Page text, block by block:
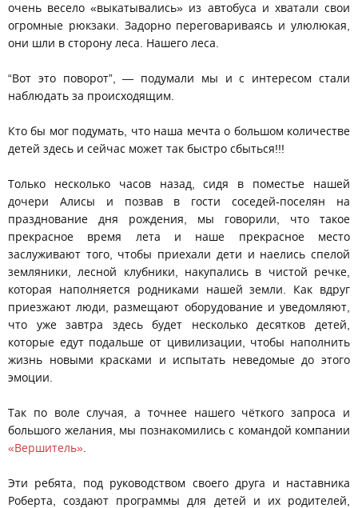
очень весело «выкатывались» из автобуса и хватали свои
огромные рюкзаки. Задорно переговариваясь и улюлюкая,
они шли в сторону леса. Нашего леса.
“Вот это поворот”, — подумали мы и с интересом стали
наблюдать за происходящим.
Кто бы мог подумать, что наша мечта о большом количестве
детей здесь и сейчас может так быстро сбыться!!!
Только несколько часов назад, сидя в поместье нашей
дочери Алисы и позвав в гости соседей-поселян на
празднование дня рождения, мы говорили, что такое
прекрасное время лета и наше прекрасное место
заслуживают того, чтобы приехали дети и наелись спелой
земляники, лесной клубники, накупались в чистой речке,
которая наполняется родниками нашей земли. Как вдруг
приезжают люди, размещают оборудование и уведомляют,
что уже завтра здесь будет несколько десятков детей,
которые едут подальше от цивилизации, чтобы наполнить
жизнь новыми красками и испытать неведомые до этого
эмоции.
Так по воле случая, а точнее нашего чёткого запроса и
большого желания, мы познакомились с командой компании
«Вершитель»
Эти ребята, под руководством своего друга и наставника
Роберта, создают программы для детей и их родителей,